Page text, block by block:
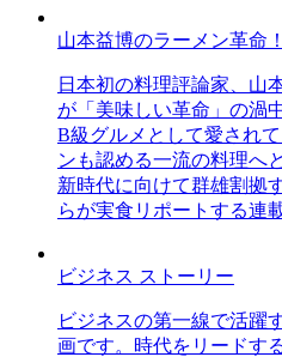
山本益博のラーメン革命！
日本初の料理評論家、山
が「美味しい革命」の渦
B級グルメとして愛され
ンも認める一流の料理へ
新時代に向けて群雄割拠
らが実食リポートする連
ビジネス ストーリー
ビジネスの第一線で活躍
画です。時代をリードす